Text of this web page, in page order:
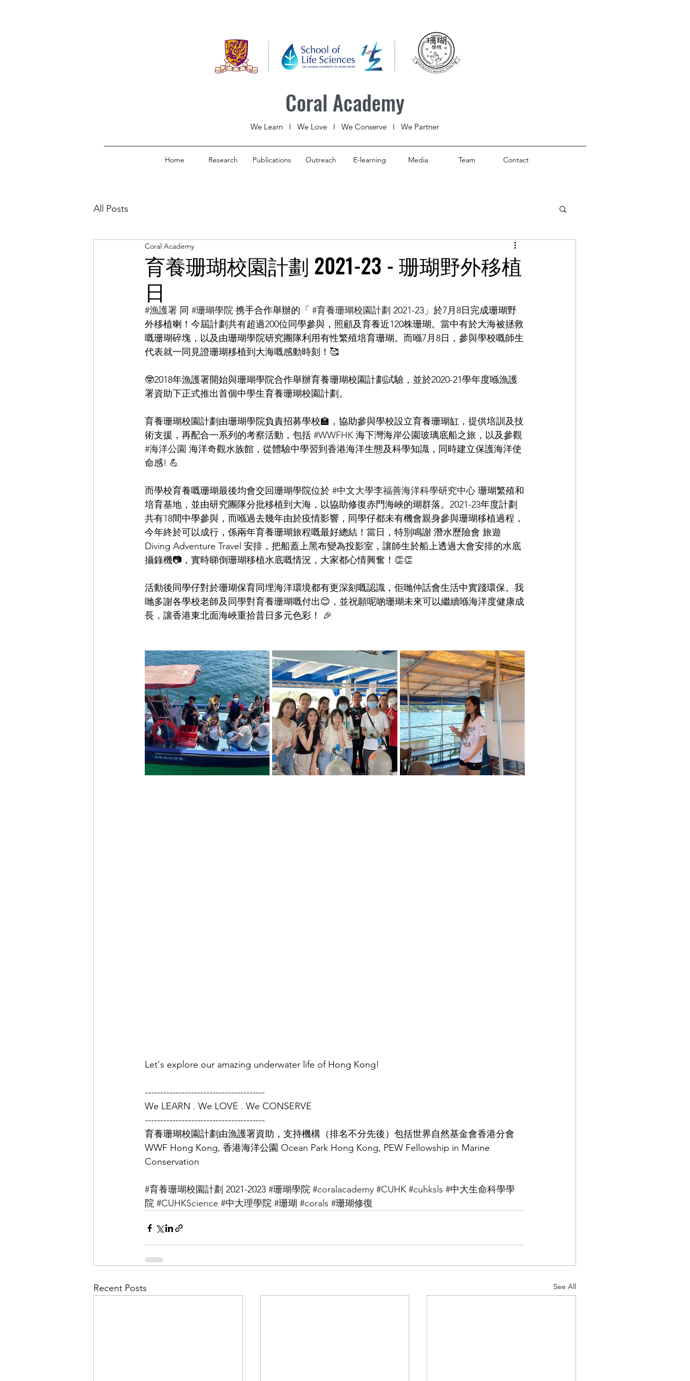
Coral Academy
We Learn I We Love I We Conserve I We Partner
Home Research Publications Outreach E-learning Media Team Contact
All Posts
育養珊瑚校園計劃 2021-23 - 珊瑚野外移植
日
Coral Academy
#漁護署 同 #珊瑚學院 携手合作舉辦的「 #育養珊瑚校園計劃 2021-23」於7月8日完成珊瑚野
外移植喇！今屆計劃共有超過200位同學參與，照顧及育養近120株珊瑚。當中有於大海被拯救
嘅珊瑚碎塊，以及由珊瑚學院研究團隊利用有性繁殖培育珊瑚。而喺7月8日，參與學校嘅師生
代表就一同見證珊瑚移植到大海嘅感動時刻！🥰
🤓2018年漁護署開始與珊瑚學院合作舉辦育養珊瑚校園計劃試驗，並於2020-21學年度喺漁護
署資助下正式推出首個中學生育養珊瑚校園計劃。
育養珊瑚校園計劃由珊瑚學院負責招募學校🏫，協助參與學校設立育養珊瑚缸，提供培訓及技
術支援，再配合一系列的考察活動，包括 #WWFHK 海下灣海岸公園玻璃底船之旅，以及參觀
#海洋公園 海洋奇觀水族館，從體驗中學習到香港海洋生態及科學知識，同時建立保護海洋使
命感! 💪
而學校育養嘅珊瑚最後均會交回珊瑚學院位於 #中文大學李福善海洋科學研究中心 珊瑚繁殖和
培育基地，並由研究團隊分批移植到大海，以協助修復赤門海峽的瑚群落。2021-23年度計劃
共有18間中學參與，而喺過去幾年由於疫情影響，同學仔都未有機會親身參與珊瑚移植過程，
今年終於可以成行，係兩年育養珊瑚旅程嘅最好總結！當日，特別鳴謝 潛水歷險會 旅遊
Diving Adventure Travel 安排，把船蓋上黑布變為投影室，讓師生於船上透過大會安排的水底
攝錄機📷，實時睇倒珊瑚移植水底嘅情況，大家都心情興奮！👏👏
活動後同學仔對於珊瑚保育同埋海洋環境都有更深刻嘅認識，佢哋仲話會生活中實踐環保。我
哋多謝各學校老師及同學對育養珊瑚嘅付出😊，並祝願呢啲珊瑚未來可以繼續喺海洋度健康成
長，讓香港東北面海峽重拾昔日多元色彩！ 🎉
Let's explore our amazing underwater life of Hong Kong!
---------------------------------------
We LEARN . We LOVE . We CONSERVE
---------------------------------------
育養珊瑚校園計劃由漁護署資助，支持機構（排名不分先後）包括世界自然基金會香港分會
WWF Hong Kong, 香港海洋公園 Ocean Park Hong Kong, PEW Fellowship in Marine
Conservation
#育養珊瑚校園計劃 2021-2023 #珊瑚學院 #coralacademy #CUHK #cuhksls #中大生命科學學
院 #CUHKScience #中大理學院 #珊瑚 #corals #珊瑚修復
Recent Posts See All